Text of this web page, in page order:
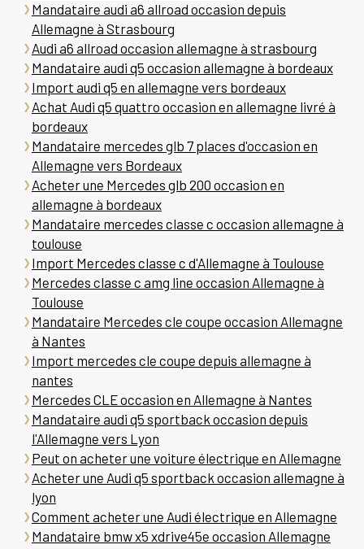
Mandataire audi a6 allroad occasion depuis
Allemagne à Strasbourg
Audi a6 allroad occasion allemagne à strasbourg
Mandataire audi q5 occasion allemagne à bordeaux
Import audi q5 en allemagne vers bordeaux
Achat Audi q5 quattro occasion en allemagne livré à
bordeaux
Mandataire mercedes glb 7 places d'occasion en
Allemagne vers Bordeaux
Acheter une Mercedes glb 200 occasion en
allemagne à bordeaux
Mandataire mercedes classe c occasion allemagne à
toulouse
Import Mercedes classe c d'Allemagne à Toulouse
Mercedes classe c amg line occasion Allemagne à
Toulouse
Mandataire Mercedes cle coupe occasion Allemagne
à Nantes
Import mercedes cle coupe depuis allemagne à
nantes
Mercedes CLE occasion en Allemagne à Nantes
Mandataire audi q5 sportback occasion depuis
l'Allemagne vers Lyon
Peut on acheter une voiture électrique en Allemagne
Acheter une Audi q5 sportback occasion allemagne à
lyon
Comment acheter une Audi électrique en Allemagne
Mandataire bmw x5 xdrive45e occasion Allemagne